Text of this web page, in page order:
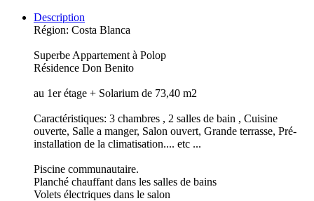
Description
Région: Costa Blanca
Superbe Appartement à Polop
Résidence Don Benito
au 1er étage + Solarium de 73,40 m2
Caractéristiques: 3 chambres , 2 salles de bain , Cuisine
ouverte, Salle a manger, Salon ouvert, Grande terrasse, Pré-
installation de la climatisation.... etc ...
Piscine communautaire.
Planché chauffant dans les salles de bains
Volets électriques dans le salon